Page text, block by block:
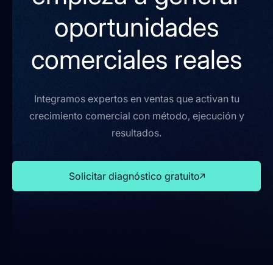
oportunidades
comerciales reales
Integramos expertos en ventas que activan tu
crecimiento comercial con método, ejecución y
resultados.
Solicitar diagnóstico gratuito